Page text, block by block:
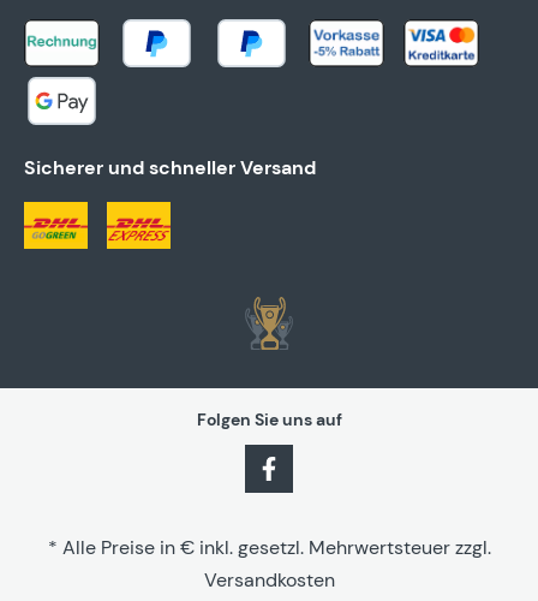
Sicherer und schneller Versand
Folgen Sie uns auf
* Alle Preise in € inkl. gesetzl. Mehrwertsteuer zzgl.
Versandkosten